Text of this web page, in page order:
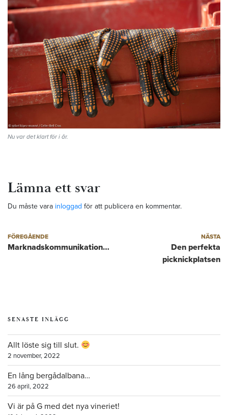
Nu var det klart för i år.
Lämna ett svar
Du måste vara inloggad för att publicera en kommentar.
Inläggsnavigering
Föregående inlägg
FÖREGÅENDE
Marknadskommunikation…
NÄSTA
Den perfekta
picknickplatsen
SENASTE INLÄGG
Allt löste sig till slut.
2 november, 2022
En lång bergådalbana…
26 april, 2022
Vi är på G med det nya vineriet!